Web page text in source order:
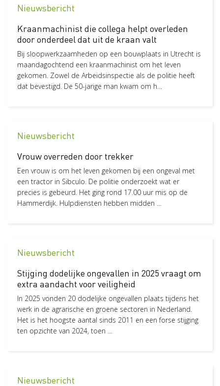
Pagina
Status
Nieuw
6
Nieuwsbericht
Kraanmachinist die collega helpt overleden
door onderdeel dat uit de kraan valt
Bij sloopwerkzaamheden op een bouwplaats in Utrecht is
maandagochtend een kraanmachinist om het leven
gekomen. Zowel de Arbeidsinspectie als de politie heeft
dat bevestigd. De 50-jarige man kwam om h…
Nieuwsbericht
Vrouw overreden door trekker
Een vrouw is om het leven gekomen bij een ongeval met
een tractor in Sibculo. De politie onderzoekt wat er
precies is gebeurd. Het ging rond 17.00 uur mis op de
Hammerdijk. Hulpdiensten hebben midden …
Nieuwsbericht
Stijging dodelijke ongevallen in 2025 vraagt om
extra aandacht voor veiligheid
In 2025 vonden 20 dodelijke ongevallen plaats tijdens het
werk in de agrarische en groene sectoren in Nederland.
Het is het hoogste aantal sinds 2011 en een forse stijging
ten opzichte van 2024, toen …
Nieuwsbericht